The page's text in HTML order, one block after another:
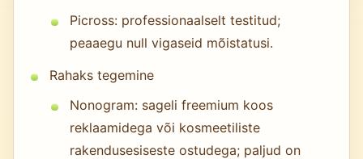
Picross: professionaalselt testitud;
peaaegu null vigaseid mõistatusi.
Rahaks tegemine
Nonogram: sageli freemium koos
reklaamidega või kosmeetiliste
rakendusesiseste ostudega; paljud on